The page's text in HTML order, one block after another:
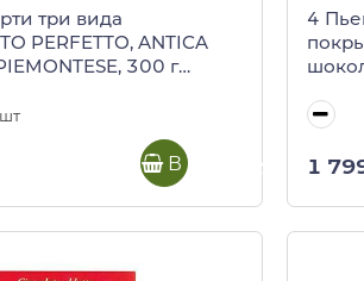
три вида
PERFETTO, ANTICA
300 г
шт
В корзину
4
1